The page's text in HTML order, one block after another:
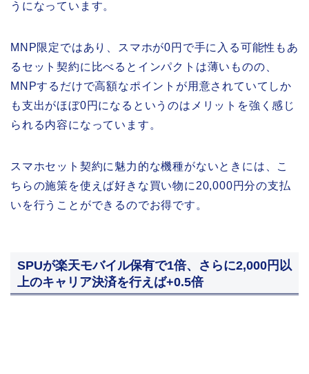
うになっています。
MNP限定ではあり、スマホが0円で手に入る可能性もあ
るセット契約に比べるとインパクトは薄いものの、
MNPするだけで高額なポイントが用意されていてしか
も支出がほぼ0円になるというのはメリットを強く感じ
られる内容になっています。
スマホセット契約に魅力的な機種がないときには、こ
ちらの施策を使えば好きな買い物に20,000円分の支払
いを行うことができるのでお得です。
SPUが楽天モバイル保有で1倍、さらに2,000円以
上のキャリア決済を行えば+0.5倍